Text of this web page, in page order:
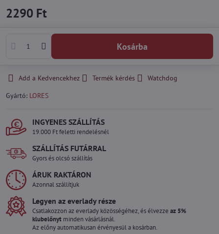
2290 Ft
Kosárba
Add a Kedvencekhez Termék kérdés
Watchdog
Gyártó: LORES
INGYENES SZÁLLÍTÁS
19.000 Ft feletti rendelésnél
SZÁLLÍTÁS FUTÁRRAL
Gyors és olcsó szállítás
ÁRUK RAKTÁRON
Azonnal szállítjuk
Legyen az everlady része
Csatlakozzon az everlady közösségéhez, és élvezze az 5%
klubelőnyt minden vásárlásnál.
Az előny automatikusan érvényesül a kosárban.